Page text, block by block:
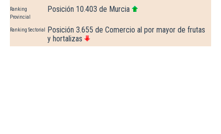
Ranking
Provincial
Posición 10.403 de Murcia
Ranking Sectorial
Posición 3.655 de Comercio al por mayor de frutas
y hortalizas